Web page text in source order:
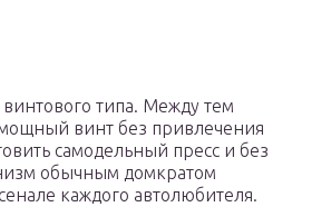
типа. Между тем
мощный винт без привлечения
самодельный пресс и без
обычным домкратом
каждого автолюбителя.